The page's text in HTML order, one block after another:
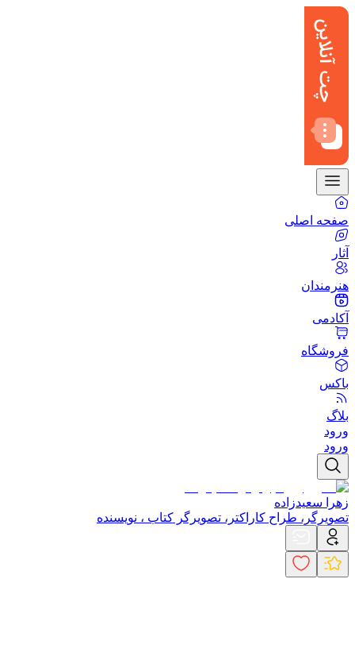
صفحه اصلی
آثار
هنرمندان
آکادمی
فروشگاه
باکس
بلاگ
ورود
ورود
زهرا سعیدزاده
تصویرگر، طراح کاراکتر، تصویرگر کتاب ، نویسنده